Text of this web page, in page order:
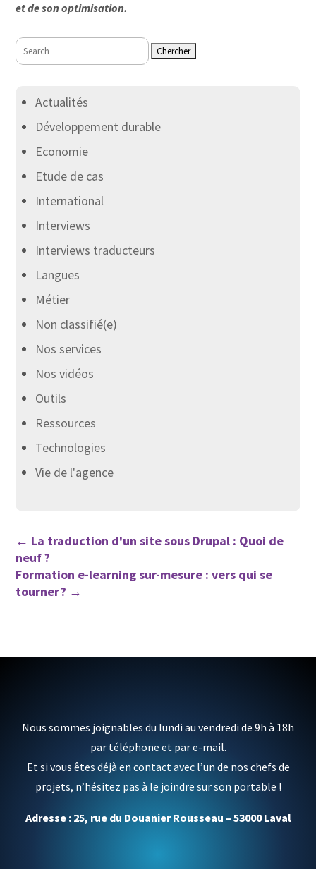
et de son optimisation.
Rechercher:
Actualités
Développement durable
Economie
Etude de cas
International
Interviews
Interviews traducteurs
Langues
Métier
Non classifié(e)
Nos services
Nos vidéos
Outils
Ressources
Technologies
Vie de l'agence
← La traduction d'un site sous Drupal : Quoi de
neuf ?
Formation e-learning sur-mesure : vers qui se
tourner ? →
Nous sommes joignables du lundi au vendredi de 9h à 18h
par téléphone et par e-mail.
Et si vous êtes déjà en contact avec l’un de nos chefs de
projets, n’hésitez pas à le joindre sur son portable !
Adresse : 25, rue du Douanier Rousseau – 53000 Laval